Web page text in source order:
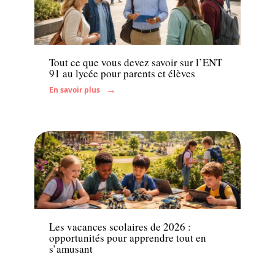
Enfant
Tout ce que vous devez savoir sur l’ENT
91 au lycée pour parents et élèves
En savoir plus
Famille
Les vacances scolaires de 2026 :
opportunités pour apprendre tout en
s’amusant